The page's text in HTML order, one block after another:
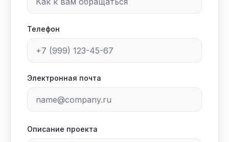
Телефон
Электронная почта
Описание проекта